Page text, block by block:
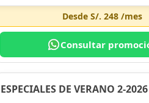
DesdeS/. 248 /mes
Consultar
ESPECIALES DE VERANO 2-